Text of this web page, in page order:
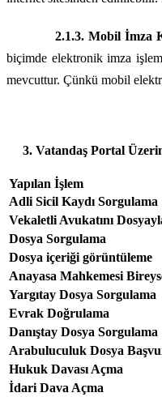
2.1.3. Mobil İmza
biçimde elektronik imza
mevcuttur. Çünkü mobil
3. Vatandaş Portal
Yapılan İşlem
Adli Sicil Kaydı Sorgulama
Vekaletli Avukatını
Dosya Sorgulama
Dosya içeriği görüntüleme
Anayasa Mahkemesi
Yargıtay Dosya Sorgulama
Evrak Doğrulama
Danıştay Dosya Sorgulama
Arabuluculuk Dosya
Hukuk Davası Açma
İdari Dava Açma